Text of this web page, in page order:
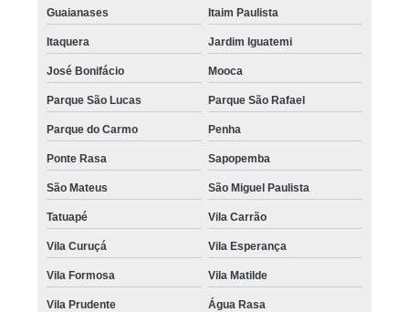
Guaianases Itaim Paulista
Itaquera Jardim Iguatemi
José Bonifácio Mooca
Parque São Lucas Parque São Rafael
Parque do Carmo Penha
Ponte Rasa Sapopemba
São Mateus São Miguel Paulista
Tatuapé Vila Carrão
Vila Curuçá Vila Esperança
Vila Formosa Vila Matilde
Vila Prudente
Água Rasa